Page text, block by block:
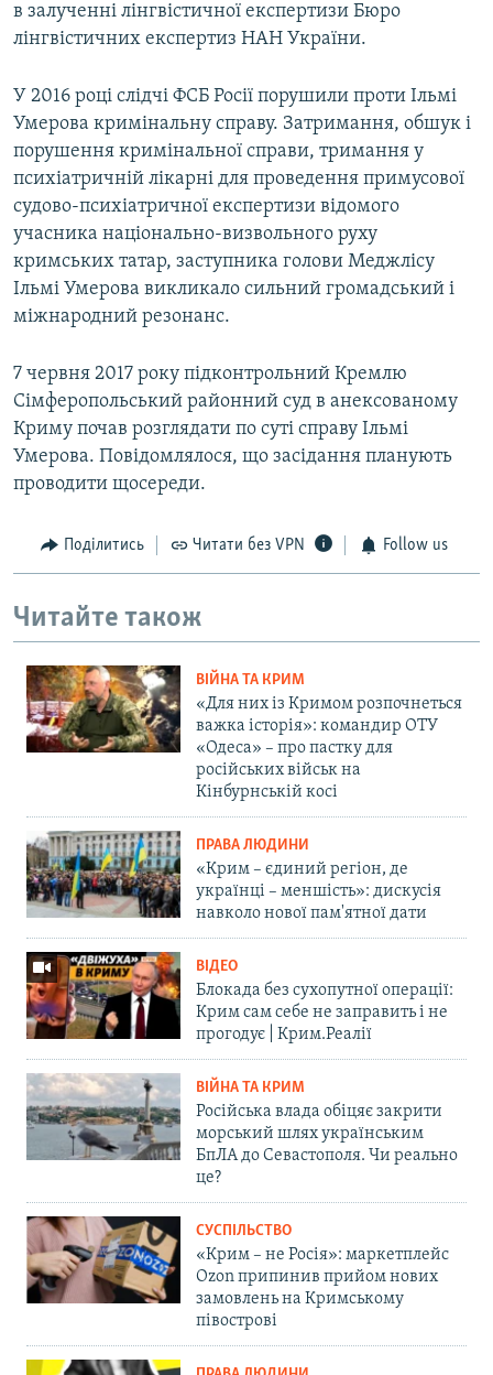
в залученні лінгвістичної експертизи Бюро
лінгвістичних експертиз НАН України.
У 2016 році слідчі ФСБ Росії порушили проти Ільмі
Умерова кримінальну справу. Затримання, обшук і
порушення кримінальної справи, тримання у
психіатричній лікарні для проведення примусової
судово-психіатричної експертизи відомого
учасника національно-визвольного руху
кримських татар, заступника голови Меджлісу
Ільмі Умерова викликало сильний громадський і
міжнародний резонанс.
7 червня 2017 року підконтрольний Кремлю
Сімферопольський районний суд в анексованому
Криму почав розглядати по суті справу Ільмі
Умерова. Повідомлялося, що засідання планують
проводити щосереди.
Поділитись Читати без VPN Follow us
Читайте також
ВІЙНА ТА КРИМ
«Для них із Кримом розпочнеться
важка історія»: командир ОТУ
«Одеса» – про пастку для
російських військ на
Кінбурнській косі
ПРАВА ЛЮДИНИ
«Крим – єдиний регіон, де
українці – меншість»: дискусія
навколо нової пам'ятної дати
ВІДЕО
Блокада без сухопутної операції:
Крим сам себе не заправить і не
прогодує | Крим.Реалії
ВІЙНА ТА КРИМ
Російська влада обіцяє закрити
морський шлях українським
БпЛА до Севастополя. Чи реально
це?
СУСПІЛЬСТВО
«Крим – не Росія»: маркетплейс
Ozon припинив прийом нових
замовлень на Кримському
півострові